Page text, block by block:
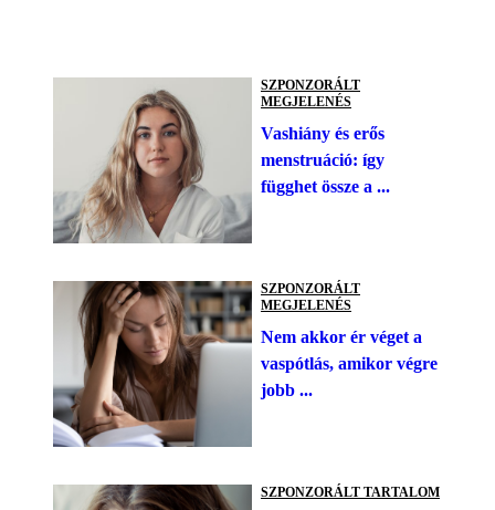
SZPONZORÁLT
MEGJELENÉS
Vashiány és erős
menstruáció: így
függhet össze a ...
SZPONZORÁLT
MEGJELENÉS
Nem akkor ér véget a
vaspótlás, amikor végre
jobb ...
SZPONZORÁLT TARTALOM